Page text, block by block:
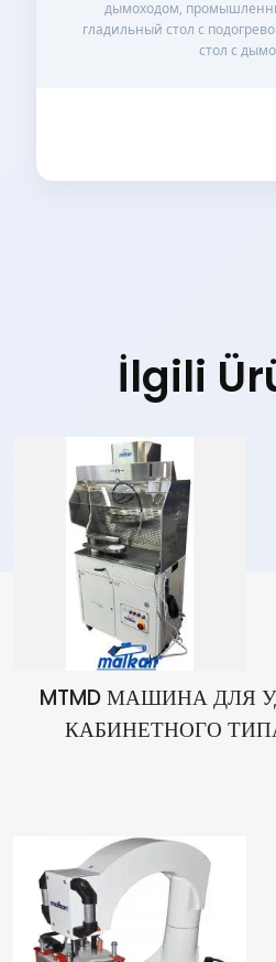
дымоходом,
гладильный стол с
стол с
İlgili
MTMD МАШИНА ДЛЯ
КАБИНЕТНОГО